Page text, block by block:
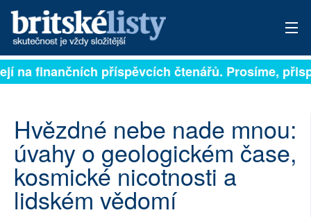
PŘIHLÁSIT
ARCHIV
ROZHOVORY
TÉMATA
finančních příspěvcích čtenářů. Prosíme,
Hvězdné nebe nade mnou:
úvahy o geologickém čase,
kosmické nicotnosti a
lidském vědomí